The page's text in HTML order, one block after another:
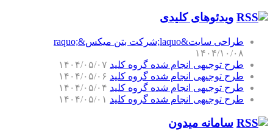
ویدئوهای کلیدی
طراحی سایت&laquo;شرکت بتن میکس&raquo;
۱۴۰۴/۱۰/۰۸
طرح توجیهی انجام شده گروه کلید ۱۴۰۴/۰۵/۰۷
طرح توجیهی انجام شده گروه کلید ۱۴۰۴/۰۵/۰۶
طرح توجیهی انجام شده گروه کلید ۱۴۰۴/۰۵/۰۴
طرح توجیهی انجام شده گروه کلید ۱۴۰۴/۰۵/۰۱
سامانه میدون